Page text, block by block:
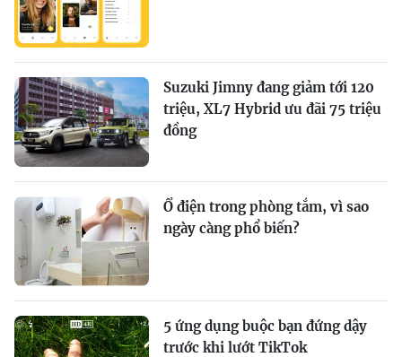
Suzuki Jimny đang giảm tới 120
triệu, XL7 Hybrid ưu đãi 75 triệu
đồng
Ổ điện trong phòng tắm, vì sao
ngày càng phổ biến?
5 ứng dụng buộc bạn đứng dậy
trước khi lướt TikTok